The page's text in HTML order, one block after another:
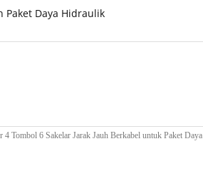
Paket Daya Hidraulik